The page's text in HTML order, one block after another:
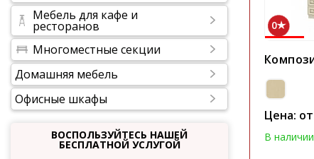
Мебель для кафе и
ресторанов
Многоместные секции
Домашняя мебель
Офисные шкафы
ВОСПОЛЬЗУЙТЕСЬ НАШЕЙ
БЕСПЛАТНОЙ УСЛУГОЙ
0
Цена: от
В наличии